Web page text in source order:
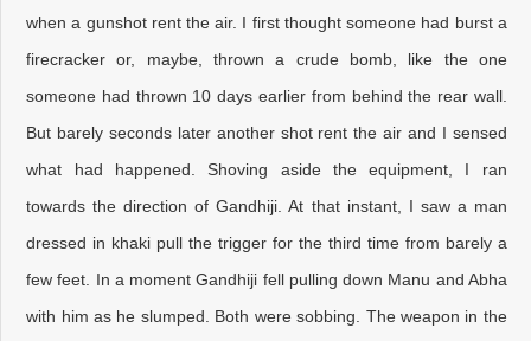
when a gunshot rent the air. I first thought someone had burst a
firecracker or, maybe, thrown a crude bomb, like the one
someone had thrown 10 days earlier from behind the rear wall.
But barely seconds later another shot rent the air and I sensed
what had happened. Shoving aside the equipment, I ran
towards the direction of Gandhiji. At that instant, I saw a man
dressed in khaki pull the trigger for the third time from barely a
few feet. In a moment Gandhiji fell pulling down Manu and Abha
with him as he slumped. Both were sobbing. The weapon in the